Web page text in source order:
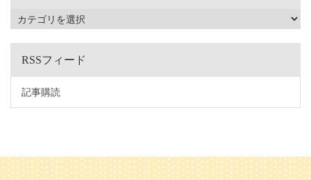
RSSフィード
記事購読